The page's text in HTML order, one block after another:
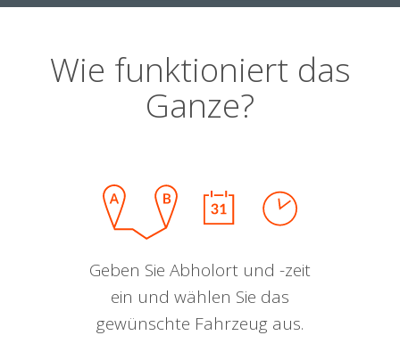
Wie funktioniert das
Ganze?
Geben Sie Abholort und -zeit
ein und wählen Sie das
gewünschte Fahrzeug aus.